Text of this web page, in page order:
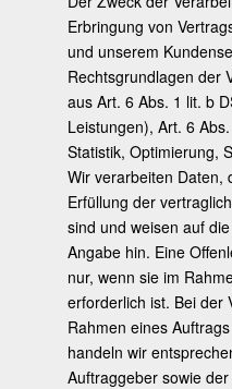
Erbringung von
und unserem
Rechtsgrundlagen der
aus Art. 6 Abs. 1 lit. b
Leistungen), Art. 6
Statistik, Optimierung,
Wir verarbeiten Daten,
Erfüllung der
sind und weisen auf
Angabe hin. Eine
nur, wenn sie im
erforderlich ist. Bei der
Rahmen eines
handeln wir
Auftraggeber sowie